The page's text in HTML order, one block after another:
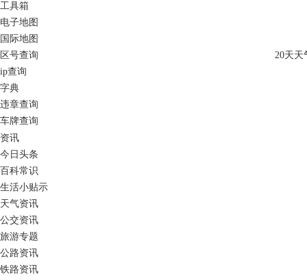
工具箱
电子地图
国际地图
区号查询
ip查询
字典
违章查询
车牌查询
资讯
今日头条
百科常识
生活小贴示
天气资讯
公交资讯
旅游专题
公路资讯
铁路资讯
20天天